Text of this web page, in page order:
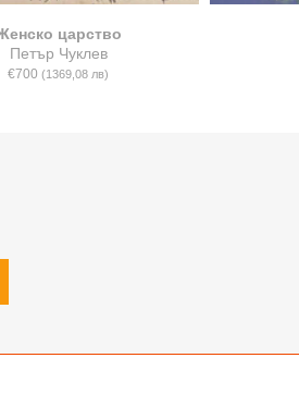
царство
Петър Чуклев
€700(1369,08 лв)